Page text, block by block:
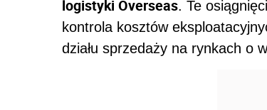
logistyki Overseas. Te
kontrola kosztów
działu sprzedaży na rynkach o